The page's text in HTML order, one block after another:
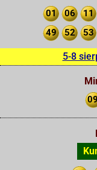
01 06 11
49
52 53
5-8